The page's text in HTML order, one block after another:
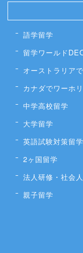
語学留学
留学ワールド
オーストラリア
カナダでワーホリ
中学高校留学
大学留学
英語試験対策留学
2ヶ国留学
法人研修・社会
親子留学